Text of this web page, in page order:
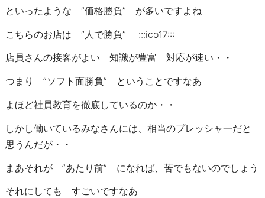
といったような ”価格勝負” が多いですよね
こちらのお店は ”人で勝負” :::ico17:::
店員さんの接客がよい 知識が豊富 対応が速い・・
つまり ”ソフト面勝負” ということですなあ
よほど社員教育を徹底しているのか・・
しかし働いているみなさんには、相当のプレッシャ一だと
思うんだが・・
まあそれが ”あたり前” になれば、苦でもないのでしょう
それにしても すごいですなあ